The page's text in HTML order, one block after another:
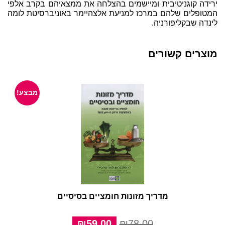
ירידה קוגניטיבית ומיישמים בהצלחה את ממצאיהם בקרב אלפי
המטופלים שלהם במרכז למניעת אלצהיימר באוניברסיטת לומה
לינדה שבקליפורניה.
מוצרים קשורים
מבצע!
מדריך מזונות חומציים בסיסיים
המחיר